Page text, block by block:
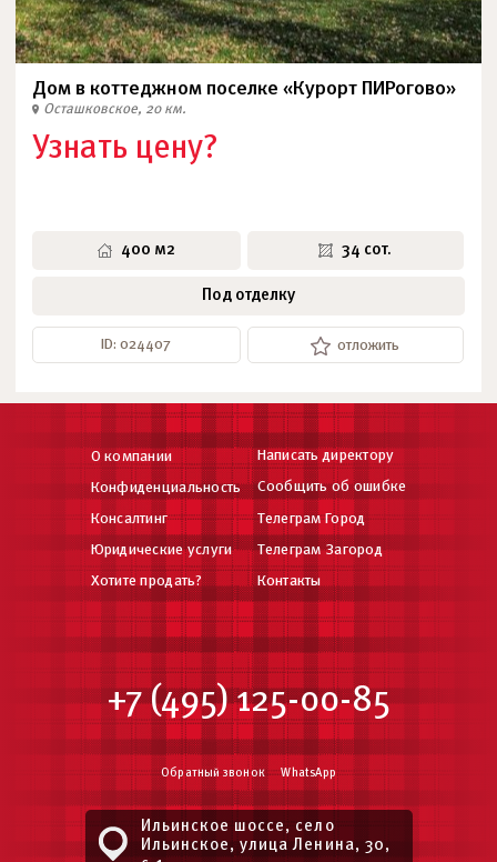
Дом в коттеджном поселке «Курорт ПИРогово»
Осташковское, 20 км.
Узнать цену?
400 м2 34 сот.
Под отделку
ID: 024407 отложить
О компании
Конфиденциальность
Консалтинг
Юридические услуги
Хотите продать?
Написать директору
Сообщить об ошибке
Телеграм Город
Телеграм Загород
Контакты
+7 (495) 125-00-85
Обратный звонок WhatsApp
Ильинское шоссе, село
Ильинское, улица Ленина, 30,